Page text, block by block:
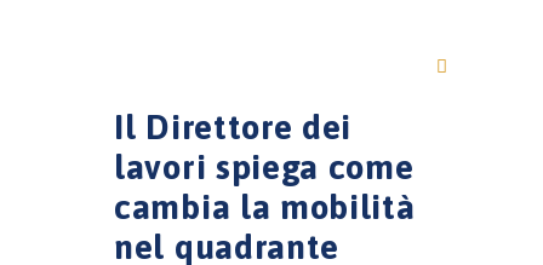
Il Direttore dei
lavori spiega come
cambia la mobilità
nel quadrante